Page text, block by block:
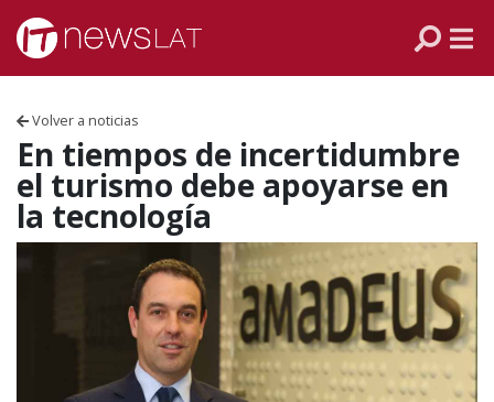
Skip to content
Volver a noticias
En tiempos de incertidumbre
el turismo debe apoyarse en
la tecnología
VENEZUELA
ECUADOR
PERÚ
CHILE
ARGENTINA